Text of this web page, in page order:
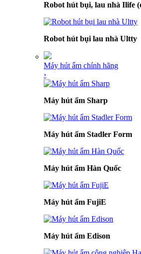
Robot hút bụi, lau nhà Ilife
Robot hút bụi lau nhà Ultty
Máy hút ẩm chính hãng
›
Máy hút ẩm Sharp
Máy hút ẩm Stadler Form
Máy hút ẩm Hàn Quốc
Máy hút ẩm FujiE
Máy hút ẩm Edison